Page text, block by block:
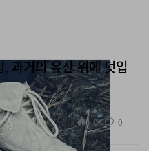
과거의 유산 위에 덧입
1.0K 0